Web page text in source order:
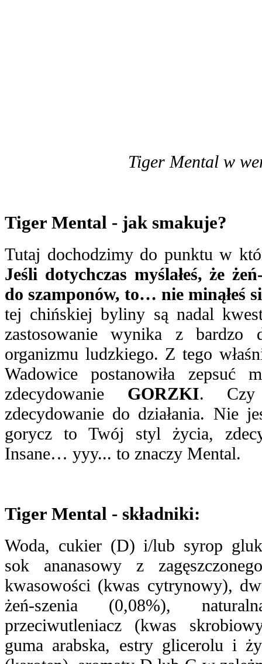
Tiger Mental w
Tiger Mental - jak smakuje?
Tutaj dochodzimy do punktu w
Jeśli dotychczas myślałeś, że
do szamponów, to… nie minąłeś
tej chińskiej byliny są nadal
zastosowanie wynika z bardzo
organizmu ludzkiego. Z tego
Wadowice postanowiła zepsuć
zdecydowanie GORZKI. Czy
zdecydowanie do działania. Nie
gorycz to Twój styl życia,
Insane… yyy... to znaczy Mental.
Tiger Mental - składniki:
Woda, cukier (D) i/lub syrop
sok ananasowy z
kwasowości (kwas cytrynowy),
żeń-szenia (0,08%),
przeciwutleniacz (kwas
guma arabska, estry glicerolu i